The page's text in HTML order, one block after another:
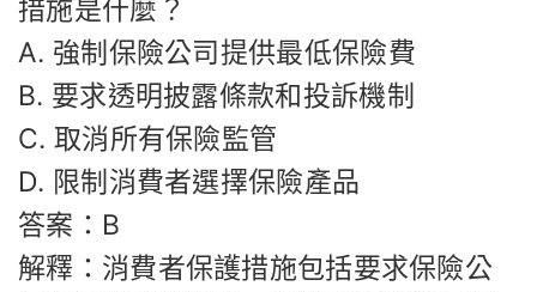
措施是什麼？
A. 強制保險公司提供最低保險費
B. 要求透明披露條款和投訴機制
C. 取消所有保險監管
D. 限制消費者選擇保險產品
答案：B
解釋：消費者保護措施包括要求保險公